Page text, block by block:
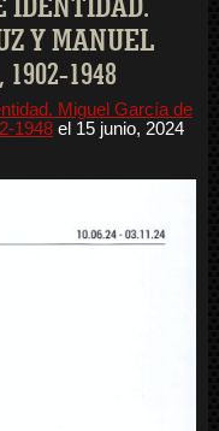
IDENTIDAD.
Y MANUEL
1902-1948
Miguel García de
1948el 15 junio, 2024